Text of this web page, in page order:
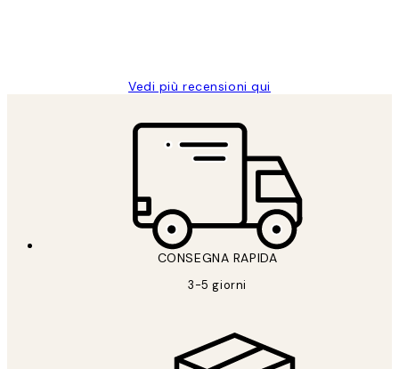
Vedi più recensioni qui
CONSEGNA RAPIDA
3-5 giorni